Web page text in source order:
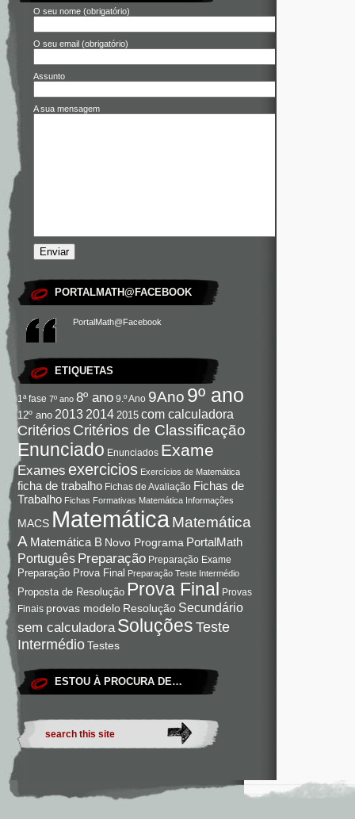
O seu nome (obrigatório)
O seu email (obrigatório)
Assunto
A sua mensagem
PORTALMATH@FACEBOOK
PortalMath@Facebook
ETIQUETAS
1ª fase 7º ano 8º ano 9.º Ano 9Ano 9º ano
12º ano 2013 2014 2015 com calculadora
Critérios Critérios de Classificação
Enunciado Enunciados Exame
Exames exercicios Exercícios de Matemática
ficha de trabalho Fichas de Avaliação Fichas de
Trabalho Fichas Formativas Matemática Informações
MACS Matemática Matemática
A Matemática B Novo Programa PortalMath
Português Preparação Preparação Exame
Preparação Prova Final Preparação Teste Intermédio
Proposta de Resolução Prova Final Provas
Finais provas modelo Resolução Secundário
sem calculadora Soluções Teste
IntermédioTestes
ESTOU À PROCURA DE…